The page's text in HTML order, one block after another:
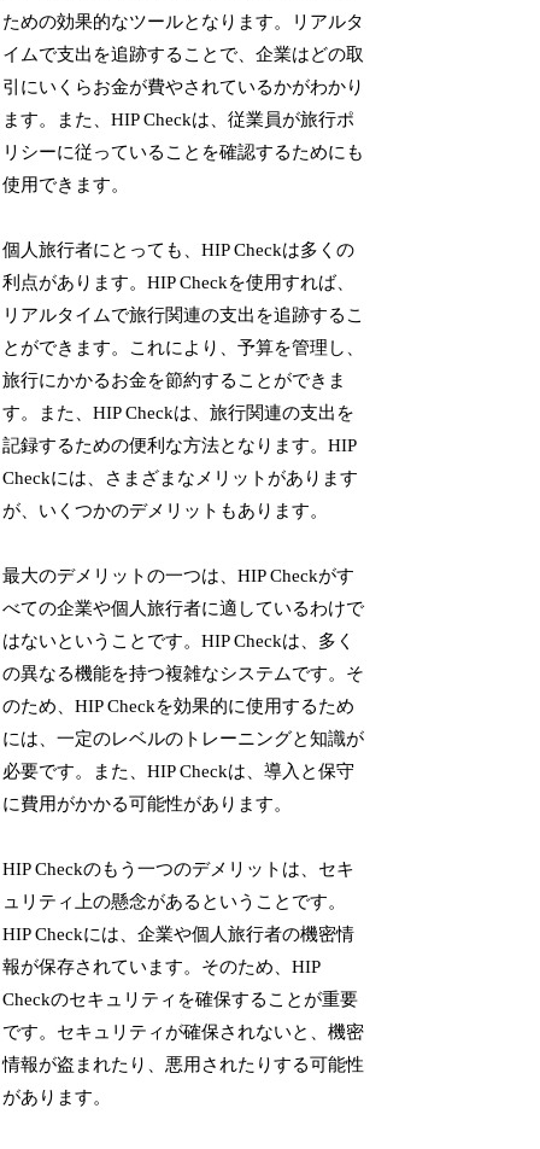
ための効果的なツールとなります。リアルタ
イムで支出を追跡することで、企業はどの取
引にいくらお金が費やされているかがわかり
ます。また、HIP Checkは、従業員が旅行ポ
リシーに従っていることを確認するためにも
使用できます。
個人旅行者にとっても、HIP Checkは多くの
利点があります。HIP Checkを使用すれば、
リアルタイムで旅行関連の支出を追跡するこ
とができます。これにより、予算を管理し、
旅行にかかるお金を節約することができま
す。また、HIP Checkは、旅行関連の支出を
記録するための便利な方法となります。HIP
Checkには、さまざまなメリットがあります
が、いくつかのデメリットもあります。
最大のデメリットの一つは、HIP Checkがす
べての企業や個人旅行者に適しているわけで
はないということです。HIP Checkは、多く
の異なる機能を持つ複雑なシステムです。そ
のため、HIP Checkを効果的に使用するため
には、一定のレベルのトレーニングと知識が
必要です。また、HIP Checkは、導入と保守
に費用がかかる可能性があります。
HIP Checkのもう一つのデメリットは、セキ
ュリティ上の懸念があるということです。
HIP Checkには、企業や個人旅行者の機密情
報が保存されています。そのため、HIP
Checkのセキュリティを確保することが重要
です。セキュリティが確保されないと、機密
情報が盗まれたり、悪用されたりする可能性
があります。